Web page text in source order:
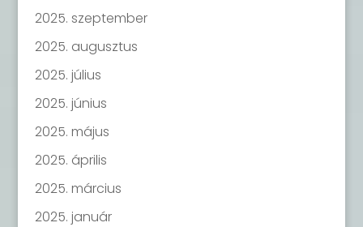
2025. szeptember
2025. augusztus
2025. július
2025. június
2025. május
2025. április
2025. március
2025. január